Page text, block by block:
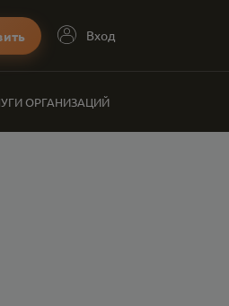
Вход
ОРГАНИЗАЦИЙ